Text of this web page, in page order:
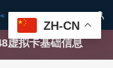

虚拟卡基础信息
ZH-CN